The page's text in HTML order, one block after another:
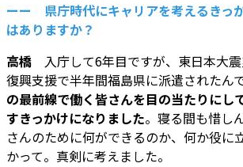
ーー 県庁時代にキャリアを考えるきっ
はありますか？
高橋 入庁して6年目ですが、東日本大
復興支援で半年間福島県に派遣されたんで
の最前線で働く皆さんを目の当たりにし
すきっかけになりました。寝る間も惜し
さんのために何ができるのか、何か役に
かって。真剣に考えました。